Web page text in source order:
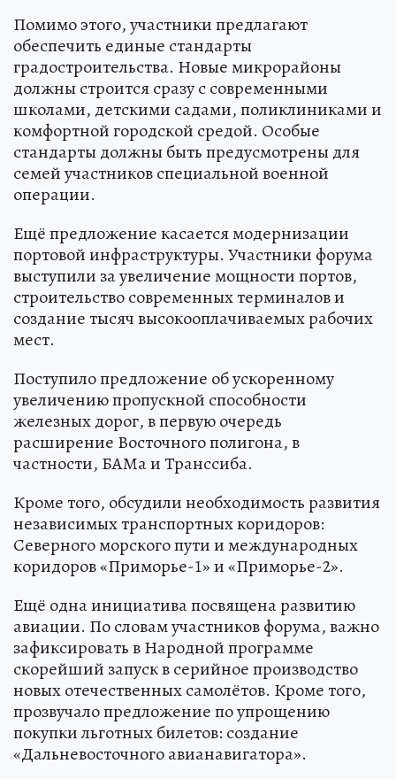
Помимо этого, участники предлагают
обеспечить единые стандарты
градостроительства. Новые микрорайоны
должны строится сразу с современными
школами, детскими садами, поликлиниками и
комфортной городской средой. Особые
стандарты должны быть предусмотрены для
семей участников специальной военной
операции.
Ещё предложение касается модернизации
портовой инфраструктуры. Участники форума
выступили за увеличение мощности портов,
строительство современных терминалов и
создание тысяч высокооплачиваемых рабочих
мест.
Поступило предложение об ускоренному
увеличению пропускной способности
железных дорог, в первую очередь
расширение Восточного полигона, в
частности, БАМа и Транссиба.
Кроме того, обсудили необходимость развития
независимых транспортных коридоров:
Северного морского пути и международных
коридоров «Приморье-1» и «Приморье-2».
Ещё одна инициатива посвящена развитию
авиации. По словам участников форума, важно
зафиксировать в Народной программе
скорейший запуск в серийное производство
новых отечественных самолётов. Кроме того,
прозвучало предложение по упрощению
покупки льготных билетов: создание
«Дальневосточного авианавигатора».